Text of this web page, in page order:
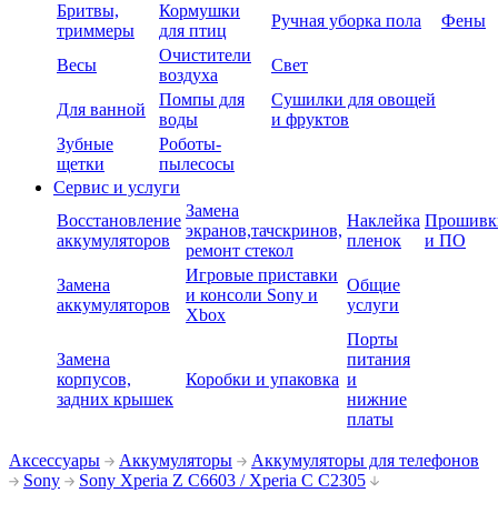
Бритвы,
триммеры
Кормушки
для птиц
Ручная уборка пола Фены
Весы
Очистители
воздуха
Свет
Для ванной
Помпы для
воды
Сушилки для овощей
и фруктов
Зубные
щетки
Роботы-
пылесосы
Сервис и услуги
Восстановление
аккумуляторов
Замена
экранов,тачскринов,
ремонт стекол
Наклейка
пленок
и ПО
Замена
аккумуляторов
Игровые приставки
и консоли Sony и
Xbox
Общие
услуги
Замена
корпусов,
задних крышек
Коробки и упаковка
Порты
питания
и
нижние
платы
Аксессуары Аккумуляторы
Аккумуляторы для телефонов
Sony
Sony Xperia Z C6603 / Xperia C C2305